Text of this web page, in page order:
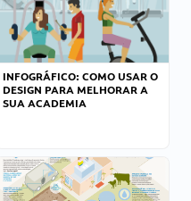
INFOGRÁFICO: COMO USAR O
DESIGN PARA MELHORAR A
SUA ACADEMIA